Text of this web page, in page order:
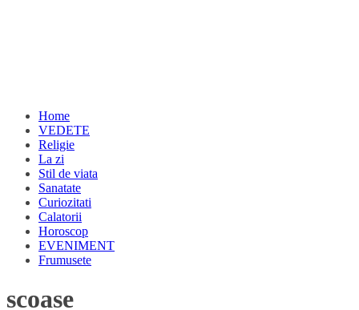
Home
VEDETE
Religie
La zi
Stil de viata
Sanatate
Curiozitati
Calatorii
Horoscop
EVENIMENT
Frumusete
scoase